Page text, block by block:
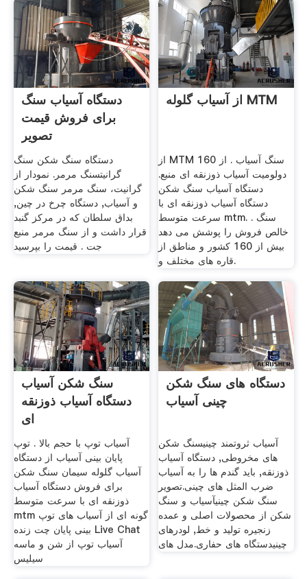
دستگاه آسیاب سنگ
برای فروش قیمت
تصویر
دستگاه سنگ شکن سنگ
گرانیتسنگ مرمر. نمودار از
گرانیت، سنگ مرمر سنگ شکن
و آسیاب, دستگاه چرخ در چین,
بداق سلطان که در مرکز گنبد
قرار داشت و از سنگ مرمر منبع
جت . قیمت را بپرسید
از آسیاب گلوله MTM
از MTM 160 سنگ آسیاب . از
دولومیت آسیاب ذوزنقه ای منبع.
دستگاه آسیاب سنگ شکن
دستگاه آسیاب ذوزنقه ای با
سرعت متوسط mtm. . سنگ
خالص فروش را پوشش می دهد
بیش از 160 کشور و مناطق از
قاره های مختلف و.
سنگ شکن آسیاب
دستگاه آسیاب ذوزنقه
ای
آسیاب توپ با حجم بالا . توپ
پایان بینی آسیاب از دستگاه
آسیاب گلوله سیمان سنگ شکن
برای فروش دستگاه آسیاب
ذوزنقه ای با سرعت متوسط
mtm گونه ای از آسیاب های توپ
بینی پایان چت زنده Live Chat
آسیاب توپ از شن و ماسه
سیلیس
دستگاه های سنگ شکن
چینی آسیاب
آسیاب ثروتمند چینیسنگ شکن
های مخروطی, دستگاه آسیاب
ذوزنقه, باید گندم ها را به آسیاب
ضرب المثل های چینی.تصویر
سنگ شکن چینیآسیاب و سنگ
شکن از محصولات اصلی و عمده
زنجیره تولید و خط, لودرهای
چینیدستگاه های حفاری.مدل های